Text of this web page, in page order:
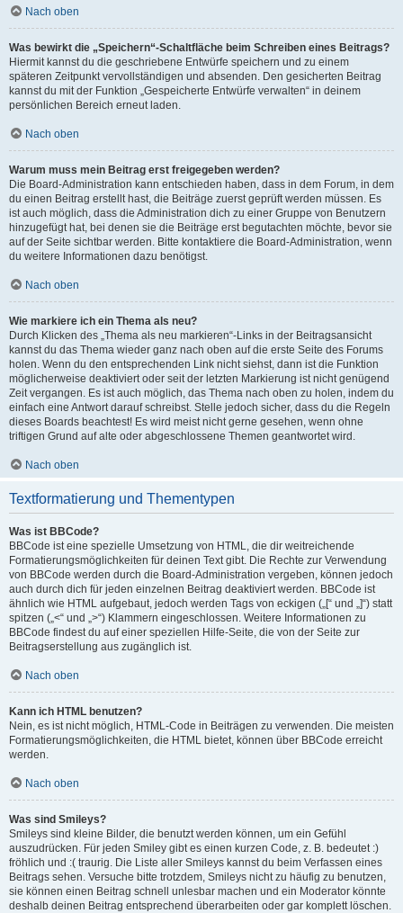
Nach oben
Was bewirkt die „Speichern“-Schaltfläche beim Schreiben eines Beitrags?
Hiermit kannst du die geschriebene Entwürfe speichern und zu einem
späteren Zeitpunkt vervollständigen und absenden. Den gesicherten Beitrag
kannst du mit der Funktion „Gespeicherte Entwürfe verwalten“ in deinem
persönlichen Bereich erneut laden.
Nach oben
Warum muss mein Beitrag erst freigegeben werden?
Die Board-Administration kann entschieden haben, dass in dem Forum, in dem
du einen Beitrag erstellt hast, die Beiträge zuerst geprüft werden müssen. Es
ist auch möglich, dass die Administration dich zu einer Gruppe von Benutzern
hinzugefügt hat, bei denen sie die Beiträge erst begutachten möchte, bevor sie
auf der Seite sichtbar werden. Bitte kontaktiere die Board-Administration, wenn
du weitere Informationen dazu benötigst.
Nach oben
Wie markiere ich ein Thema als neu?
Durch Klicken des „Thema als neu markieren“-Links in der Beitragsansicht
kannst du das Thema wieder ganz nach oben auf die erste Seite des Forums
holen. Wenn du den entsprechenden Link nicht siehst, dann ist die Funktion
möglicherweise deaktiviert oder seit der letzten Markierung ist nicht genügend
Zeit vergangen. Es ist auch möglich, das Thema nach oben zu holen, indem du
einfach eine Antwort darauf schreibst. Stelle jedoch sicher, dass du die Regeln
dieses Boards beachtest! Es wird meist nicht gerne gesehen, wenn ohne
triftigen Grund auf alte oder abgeschlossene Themen geantwortet wird.
Nach oben
Textformatierung und Thementypen
Was ist BBCode?
BBCode ist eine spezielle Umsetzung von HTML, die dir weitreichende
Formatierungsmöglichkeiten für deinen Text gibt. Die Rechte zur Verwendung
von BBCode werden durch die Board-Administration vergeben, können jedoch
auch durch dich für jeden einzelnen Beitrag deaktiviert werden. BBCode ist
ähnlich wie HTML aufgebaut, jedoch werden Tags von eckigen („[“ und „]“) statt
spitzen („<“ und „>“) Klammern eingeschlossen. Weitere Informationen zu
BBCode findest du auf einer speziellen Hilfe-Seite, die von der Seite zur
Beitragserstellung aus zugänglich ist.
Nach oben
Kann ich HTML benutzen?
Nein, es ist nicht möglich, HTML-Code in Beiträgen zu verwenden. Die meisten
Formatierungsmöglichkeiten, die HTML bietet, können über BBCode erreicht
werden.
Nach oben
Was sind Smileys?
Smileys sind kleine Bilder, die benutzt werden können, um ein Gefühl
auszudrücken. Für jeden Smiley gibt es einen kurzen Code, z. B. bedeutet :)
fröhlich und :( traurig. Die Liste aller Smileys kannst du beim Verfassen eines
Beitrags sehen. Versuche bitte trotzdem, Smileys nicht zu häufig zu benutzen,
sie können einen Beitrag schnell unlesbar machen und ein Moderator könnte
deshalb deinen Beitrag entsprechend überarbeiten oder gar komplett löschen.